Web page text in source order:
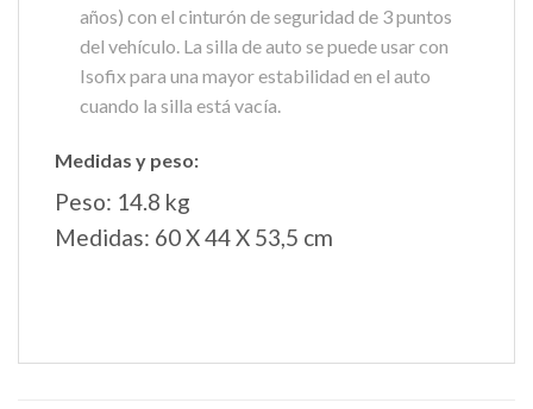
años) con el cinturón de seguridad de 3 puntos
del vehículo. La silla de auto se puede usar con
Isofix para una mayor estabilidad en el auto
cuando la silla está vacía.
Medidas y peso:
Peso: 14.8 kg
Medidas: 60 X 44 X 53,5 cm